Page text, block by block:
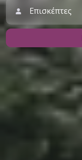
Επισκέπτες